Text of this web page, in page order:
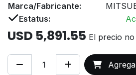
Marca/Fabricante:
Estatus:
USD 5,891.55 El precio